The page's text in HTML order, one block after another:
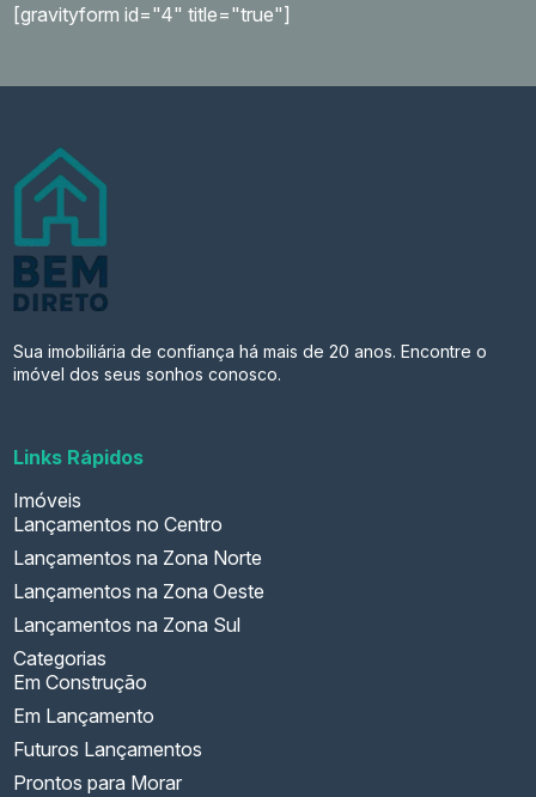
[gravityform id="4" title="true"]
Sua imobiliária de confiança há mais de 20 anos. Encontre o
imóvel dos seus sonhos conosco.
Links Rápidos
Imóveis
Lançamentos no Centro
Lançamentos na Zona Norte
Lançamentos na Zona Oeste
Lançamentos na Zona Sul
Categorias
Em Construção
Em Lançamento
Futuros Lançamentos
Prontos para Morar